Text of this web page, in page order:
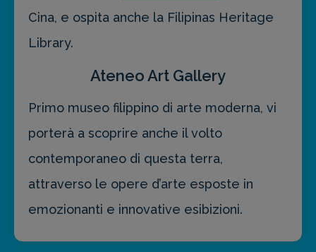
Cina, e ospita anche la Filipinas Heritage
Library.
Ateneo Art Gallery
Primo museo filippino di arte moderna, vi
porterà a scoprire anche il volto
contemporaneo di questa terra,
attraverso le opere d’arte esposte in
emozionanti e innovative esibizioni.